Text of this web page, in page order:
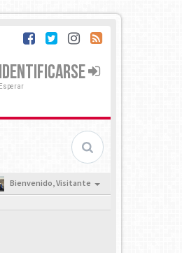
IDENTIFICARSE
Esperar
Bienvenido,Visitante